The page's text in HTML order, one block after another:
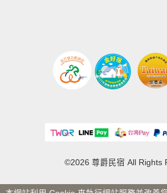
©2026 尊爵民宿 All Rights